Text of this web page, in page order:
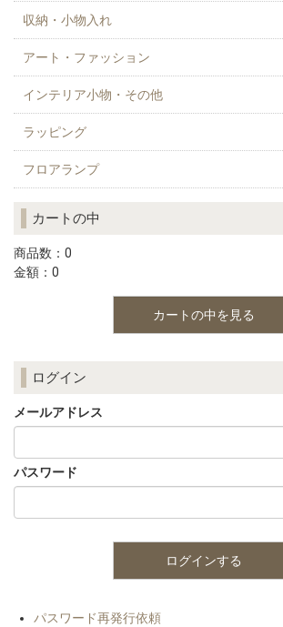
収納・小物入れ
アート・ファッション
インテリア小物・その他
ラッピング
フロアランプ
カートの中
商品数：0
金額：0
カートの中を見る
ログイン
メールアドレス
パスワード
パスワード再発行依頼